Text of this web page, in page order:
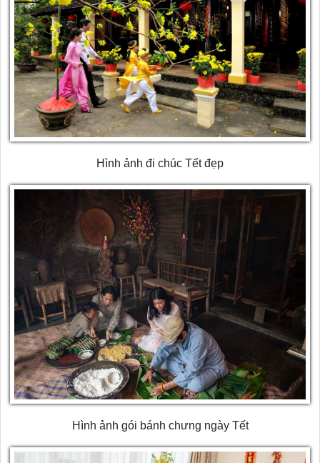
Hình ảnh đi chúc Tết đẹp
Hình ảnh gói bánh chưng ngày Tết